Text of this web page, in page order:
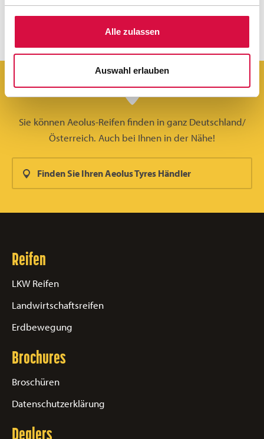
Alle zulassen
Auswahl erlauben
STARK IN JEDER UMGEBUNG
Sie können Aeolus-Reifen finden in ganz Deutschland/
Österreich. Auch bei Ihnen in der Nähe!
Finden Sie Ihren Aeolus Tyres Händler
Reifen
LKW Reifen
Landwirtschaftsreifen
Erdbewegung
Brochures
Broschüren
Datenschutzerklärung
Dealers